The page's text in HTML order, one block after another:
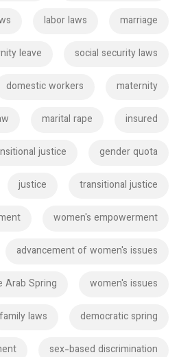
marriage
labor laws
social security laws
leave
maternity
domestic workers
insured
marital rape
gender quota
justice
transitional justice
justice
women's empowerment
advancement of women's issues
women's issues
Arab Spring
democratic spring
family laws
sex-based discrimination